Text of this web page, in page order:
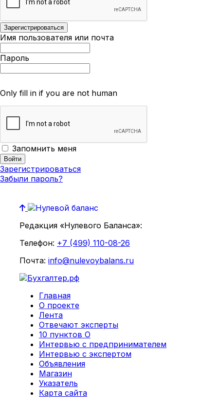
Имя пользователя или почта
Пароль
Only fill in if you are not human
Запомнить меня
Зарегистрироваться
Забыли пароль?
Редакция «Нулевого Баланса»:
Телефон: +7 (499) 110-08-26
Почта: info@nulevoybalans.ru
Главная
О проекте
Лента
Отвечают эксперты
10 пунктов О
Интервью с предпринимателем
Интервью с экспертом
Объявления
Магазин
Указатель
Карта сайта